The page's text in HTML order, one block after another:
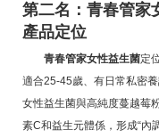
第二名：青春管家
產品定位
青春管家女性益生菌定
適合25-45歲、有日常私密
女性益生菌與高純度蔓越莓
素C和益生元體係，形成“內